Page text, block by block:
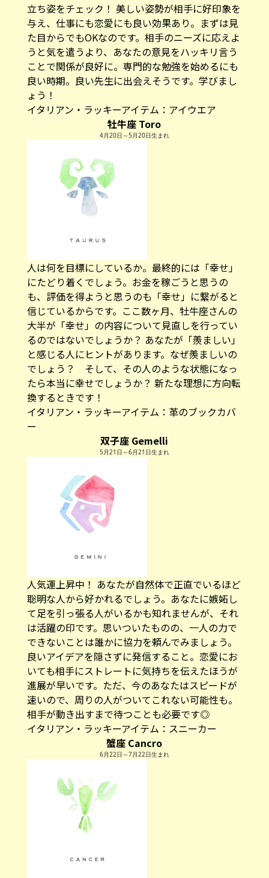
立ち姿をチェック！ 美しい姿勢が相手に好印象を
与え、仕事にも恋愛にも良い効果あり。まずは見
た目からでもOKなのです。相手のニーズに応えよ
うと気を遣うより、あなたの意見をハッキリ言う
ことで関係が良好に。専門的な勉強を始めるにも
良い時期。良い先生に出会えそうです。学びまし
ょう！
イタリアン・ラッキーアイテム： アイウエア
牡牛座 Toro
4月20日～5月20日生まれ
人は何を目標にしているか。最終的には「幸せ」
にたどり着くでしょう。お金を稼ごうと思うの
も、評価を得ようと思うのも「幸せ」に繋がると
信じているからです。ここ数ヶ月、牡牛座さんの
大半が「幸せ」の内容について見直しを行ってい
るのではないでしょうか？ あなたが「羨ましい」
と感じる人にヒントがあります。なぜ羨ましいの
でしょう？ そして、その人のような状態になっ
たら本当に幸せでしょうか？ 新たな理想に方向転
換するときです！
イタリアン・ラッキーアイテム： 革のブックカバ
ー
双子座 Gemelli
5月21日～6月21日生まれ
人気運上昇中！ あなたが自然体で正直でいるほど
聡明な人から好かれるでしょう。あなたに嫉妬し
て足を引っ張る人がいるかも知れませんが、それ
は活躍の印です。思いついたものの、一人の力で
できないことは誰かに協力を頼んでみましょう。
良いアイデアを隠さずに発信すること。恋愛にお
いても相手にストレートに気持ちを伝えたほうが
進展が早いです。ただ、今のあなたはスピードが
速いので、周りの人がついてこれない可能性も。
相手が動き出すまで待つことも必要です◎
イタリアン・ラッキーアイテム： スニーカー
蟹座 Cancro
6月22日～7月22日生まれ